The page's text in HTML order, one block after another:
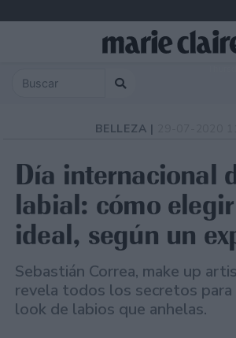
BELLEZA |
Día internacional
labial: cómo
ideal, según un
Sebastián Correa, make up
revela todos los secretos
look de labios que anhelas.